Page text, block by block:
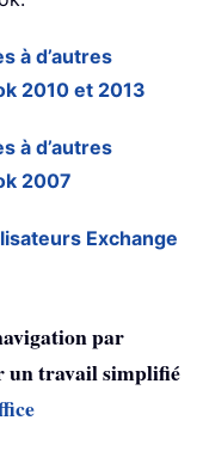
à d’autres
2010 et 2013
à d’autres
2007
Exchange
par
un travail simplifié